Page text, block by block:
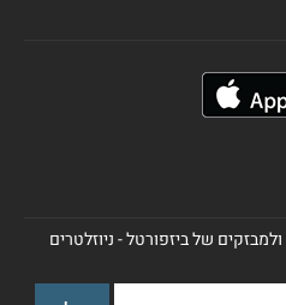
של ביזפורטל - ניוזלטרים